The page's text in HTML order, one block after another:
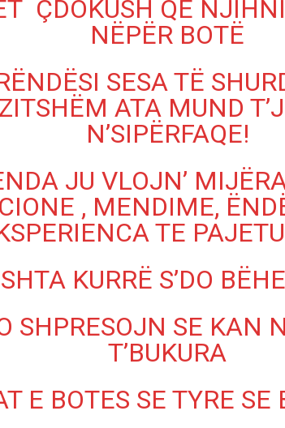
ÇDOKUSH QË
NËPËR BOTË
SESA TË
ATA MUND
N’SIPËRFAQE!
JU VLOJN’
, MENDIME,
TE
KURRË S’DO
SHPRESOJN SE KAN
T’BUKURA
E BOTES SE TYRE SE